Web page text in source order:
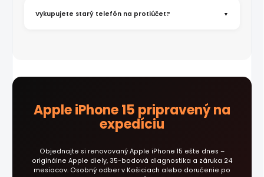
Vykupujete starý telefón na protiúčet?
Apple iPhone 15 pripravený na
expedíciu
Objednajte si renovovaný Apple iPhone 15 ešte dnes –
originálne Apple diely, 35-bodová diagnostika a záruka 24
mesiacov. Osobný odber v Košiciach alebo doručenie po